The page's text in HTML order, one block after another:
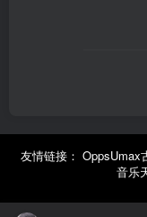
友情链接： OppsUmax
音乐